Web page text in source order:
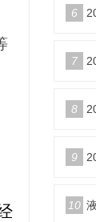
6
7
8
9
10 液